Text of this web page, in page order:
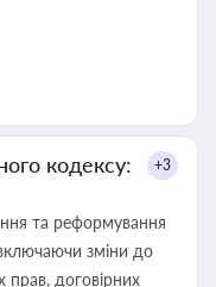
кодексу:
+3
та реформування
зміни до
прав, договірних